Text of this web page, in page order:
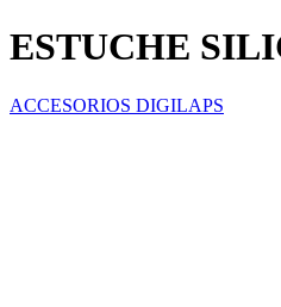
ESTUCHE
ACCESORIOS DIGILAPS